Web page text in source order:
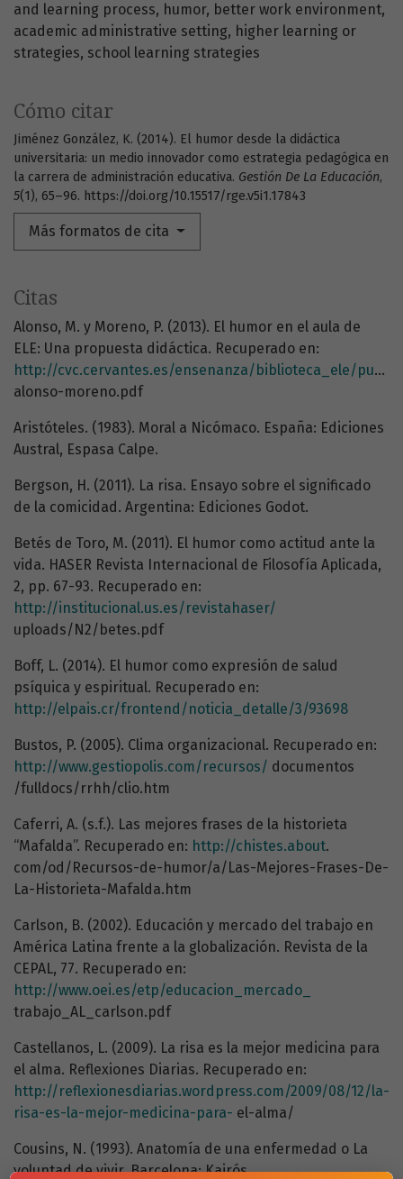
and learning process
humor better work environment
academic administrative setting
higher learning or
strategies school learning strategies
Cómo citar
Jiménez González, K. (2014). El humor desde la didáctica
universitaria: un medio innovador como estrategia pedagógica en
la carrera de administración educativa. Gestión De La Educación,
5(1), 65–96. https://doi.org/10.15517/rge.v5i1.17843
Más formatos de cita
Citas
Alonso, M. y Moreno, P. (2013). El humor en el aula de
ELE: Una propuesta didáctica. Recuperado en:
http://cvc.cervantes.es/ensenanza/biblioteca_ele/publicaciones_centros/PDF/oran_2013/21_
alonso-moreno.pdf
Aristóteles. (1983). Moral a Nicómaco. España: Ediciones
Austral, Espasa Calpe.
Bergson, H. (2011). La risa. Ensayo sobre el significado
de la comicidad. Argentina: Ediciones Godot.
Betés de Toro, M. (2011). El humor como actitud ante la
vida. HASER Revista Internacional de Filosofía Aplicada,
2, pp. 67-93. Recuperado en:
http://institucional.us.es/revistahaser/
uploads/N2/betes.pdf
Boff, L. (2014). El humor como expresión de salud
psíquica y espiritual. Recuperado en:
http://elpais.cr/frontend/noticia_detalle/3/93698
Bustos, P. (2005). Clima organizacional. Recuperado en:
http://www.gestiopolis.com/recursos/ documentos
/fulldocs/rrhh/clio.htm
Caferri, A. (s.f.). Las mejores frases de la historieta
“Mafalda”. Recuperado en: http://chistes.about.
com/od/Recursos-de-humor/a/Las-Mejores-Frases-De-
La-Historieta-Mafalda.htm
Carlson, B. (2002). Educación y mercado del trabajo en
América Latina frente a la globalización. Revista de la
CEPAL, 77. Recuperado en:
http://www.oei.es/etp/educacion_mercado_
trabajo_AL_carlson.pdf
Castellanos, L. (2009). La risa es la mejor medicina para
el alma. Reflexiones Diarias. Recuperado en:
http://reflexionesdiarias.wordpress.com/2009/08/12/la-
risa-es-la-mejor-medicina-para- el-alma/
Cousins, N. (1993). Anatomía de una enfermedad o La
voluntad de vivir. Barcelona: Kairós.